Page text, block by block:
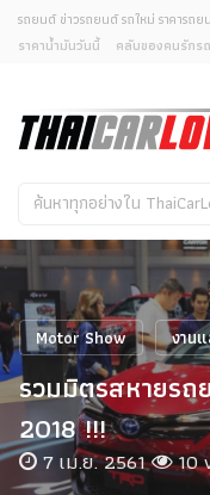
คุณต้องการยกเลิกก
ไ
รถยนต์ ข่าวรถยนต์ รถใหม่ ราคารถ
ราคาน้ำมันวันนี้
คลับของคนรักรถ
Motor Show งาน
รวมมิตรสหายร
2018 !!!
7 เม.ย. 2561 10